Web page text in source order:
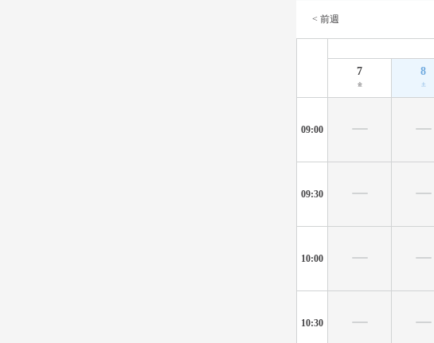
< 前週
7
金
8
土
09:00
09:30
10:00
10:30